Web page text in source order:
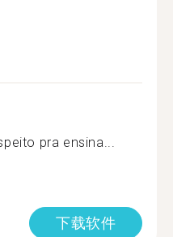
pra ensina...
下载软件